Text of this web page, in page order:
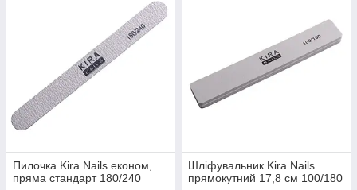
Пилочка Kira Nails економ,
пряма стандарт 180/240
Шліфувальник Kira Nails
прямокутний 17,8 см 100/180